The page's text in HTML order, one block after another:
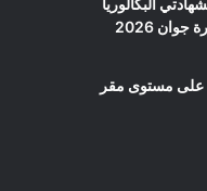
البكالوريا
2026
على مستوى مقر